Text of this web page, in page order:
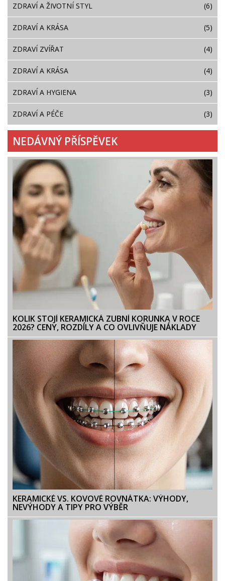
ZDRAVÍ A ŽIVOTNÍ STYL (6)
ZDRAVÍ A KRÁSA (5)
ZDRAVÍ ZVÍŘAT (4)
ZDRAVÍ A KRÁSA (4)
ZDRAVÍ A HYGIENA (3)
ZDRAVÍ A PÉČE (3)
NEDÁVNÝ PŘÍSPĚVEK
KOLIK STOJÍ KERAMICKÁ ZUBNÍ KORUNKA V ROCE
2026? CENY, ROZDÍLY A CO OVLIVŇUJE NÁKLADY
KERAMICKÉ VS. KOVOVÉ ROVNÁTKA: VÝHODY,
NEVÝHODY A TIPY PRO VÝBĚR